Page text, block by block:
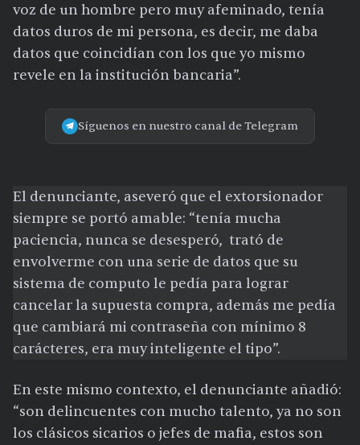
voz de un hombre pero muy afeminado, tenía
datos duros de mi persona, es decir, me daba
datos que coincidían con los que yo mismo
revele en la institución bancaria”.
Síguenos en nuestro canal de Telegram
El denunciante, aseveró que el extorsionador
siempre se portó amable: “tenía mucha
paciencia, nunca se desesperó, trató de
envolverme con una serie de datos que su
sistema de computo le pedía para lograr
cancelar la supuesta compra, además me pedía
que cambiará mi contraseña con mínimo 8
carácteres, era muy inteligente el tipo”.
En este mismo contexto, el denunciante añadió:
“son delincuentes con mucho talento, ya no son
los clásicos sicarios o jefes de mafia, estos son